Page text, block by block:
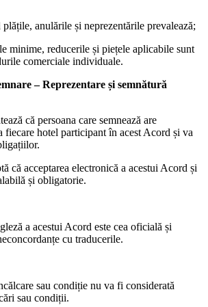
anulările și neprezentările prevalează;
minime, reducerile și piețele aplicabile sunt
comerciale individuale.
– Reprezentare și semnătură
că persoana care semnează are
fiecare hotel participant în acest Acord și va
că acceptarea electronică a acestui Acord și
și obligatorie.
a acestui Acord este cea oficială și
cu traducerile.
sau condiție nu va fi considerată
sau condiții.